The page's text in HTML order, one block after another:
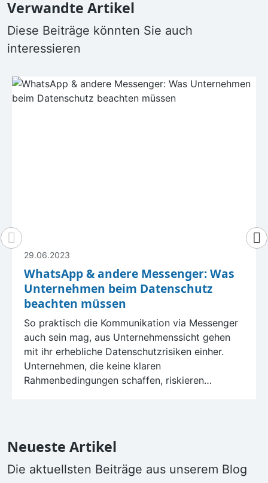
Verwandte Artikel
Diese Beiträge könnten Sie auch
interessieren
29.06.2023
WhatsApp & andere Messenger: Was
Unternehmen beim Datenschutz
beachten müssen
So praktisch die Kommunikation via Messenger
auch sein mag, aus Unternehmenssicht gehen
mit ihr erhebliche Datenschutzrisiken einher.
Unternehmen, die keine klaren
Rahmenbedingungen schaffen, riskieren
Neueste Artikel
Die aktuellsten Beiträge aus unserem Blog